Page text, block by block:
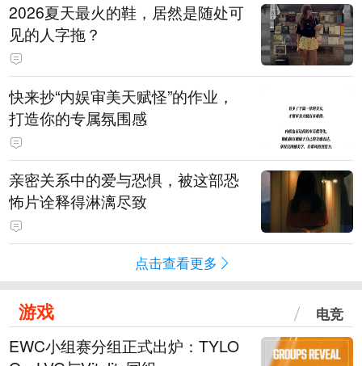
2026夏天最火的鞋，居然是随处可
见的人字拖？
快来抄“内娱审美天赋怪”的作业，
打造你的专属氛围感
亲密关系中的爱与恐惧，被这部恐
怖片诠释得淋漓尽致
点击查看更多
游戏 电竞
EWC小组赛分组正式出炉：TYLO